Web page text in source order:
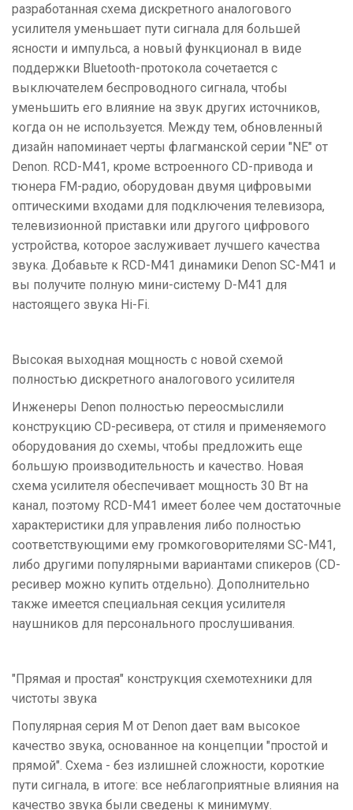
разработанная схема дискретного аналогового
усилителя уменьшает пути сигнала для большей
ясности и импульса, а новый функционал в виде
поддержки Bluetooth-протокола сочетается с
выключателем беспроводного сигнала, чтобы
уменьшить его влияние на звук других источников,
когда он не используется. Между тем, обновленный
дизайн напоминает черты флагманской серии "NE" от
Denon. RCD-M41, кроме встроенного CD-привода и
тюнера FM-радио, оборудован двумя цифровыми
оптическими входами для подключения телевизора,
телевизионной приставки или другого цифрового
устройства, которое заслуживает лучшего качества
звука. Добавьте к RCD-M41 динамики Denon SC-M41 и
вы получите полную мини-систему D-M41 для
настоящего звука Hi-Fi.
Высокая выходная мощность с новой схемой
полностью дискретного аналогового усилителя
Инженеры Denon полностью переосмыслили
конструкцию CD-ресивера, от стиля и применяемого
оборудования до схемы, чтобы предложить еще
большую производительность и качество. Новая
схема усилителя обеспечивает мощность 30 Вт на
канал, поэтому RCD-M41 имеет более чем достаточные
характеристики для управления либо полностью
соответствующими ему громкоговорителями SC-M41,
либо другими популярными вариантами спикеров (CD-
ресивер можно купить отдельно). Дополнительно
также имеется специальная секция усилителя
наушников для персонального прослушивания.
"Прямая и простая" конструкция схемотехники для
чистоты звука
Популярная серия M от Denon дает вам высокое
качество звука, основанное на концепции "простой и
прямой". Схема - без излишней сложности, короткие
пути сигнала, в итоге: все неблагоприятные влияния на
качество звука были сведены к минимуму.